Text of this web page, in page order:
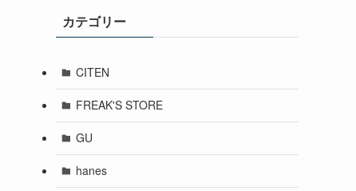
カテゴリー
CITEN
FREAK'S STORE
GU
hanes